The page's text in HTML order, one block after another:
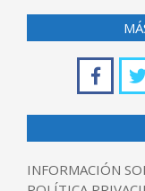
INFORMACIÓN